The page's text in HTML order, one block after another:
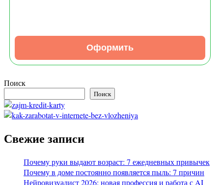
Оформить
Поиск
Поиск
Свежие записи
Почему руки выдают возраст: 7 ежедневных привычек
Почему в доме постоянно появляется пыль: 7 причин
Нейровизуалист 2026: новая профессия и работа с AI